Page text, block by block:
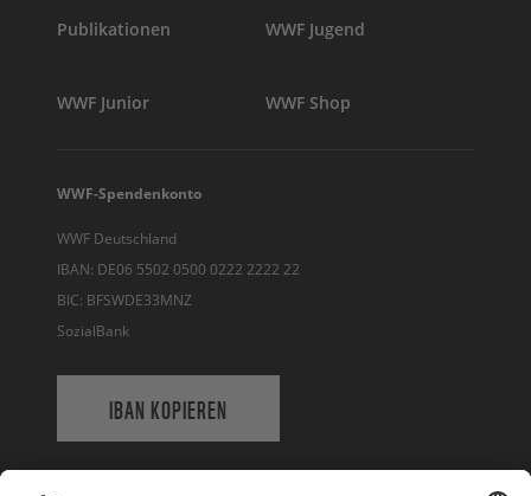
Publikationen WWF Jugend
WWF Junior WWF Shop
WWF-Spendenkonto
WWF Deutschland
IBAN: DE06 5502 0500 0222 2222 22
BIC: BFSWDE33MNZ
SozialBank
IBAN KOPIEREN